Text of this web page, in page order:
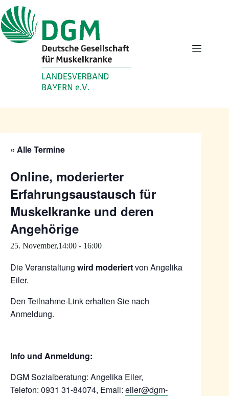
Inhalt
springen
« Alle Termine
Online, moderierter
Erfahrungsaustausch für
Muskelkranke und deren
Angehörige
25. November,14:00 - 16:00
Die Veranstaltung wird moderiertvon Angelika
Eiler.
Den Teilnahme-Link erhalten Sie nach
Anmeldung.
Info und Anmeldung:
DGM Sozialberatung: Angelika Eiler,
Telefon: 0931 31-84074, Email: eiler@dgm-